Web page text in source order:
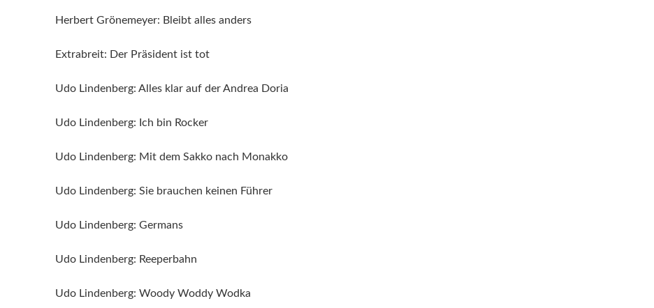
Herbert Grönemeyer: Bleibt alles anders
Extrabreit: Der Präsident ist tot
Udo Lindenberg: Alles klar auf der Andrea Doria
Udo Lindenberg: Ich bin Rocker
Udo Lindenberg: Mit dem Sakko nach Monakko
Udo Lindenberg: Sie brauchen keinen Führer
Udo Lindenberg: Germans
Udo Lindenberg: Reeperbahn
Udo Lindenberg: Woody Woddy Wodka